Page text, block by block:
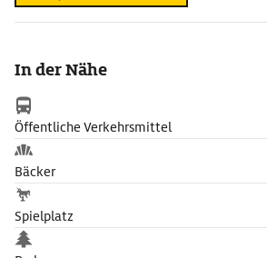
In der Nähe
Öffentliche Verkehrsmittel
Bäcker
Spielplatz